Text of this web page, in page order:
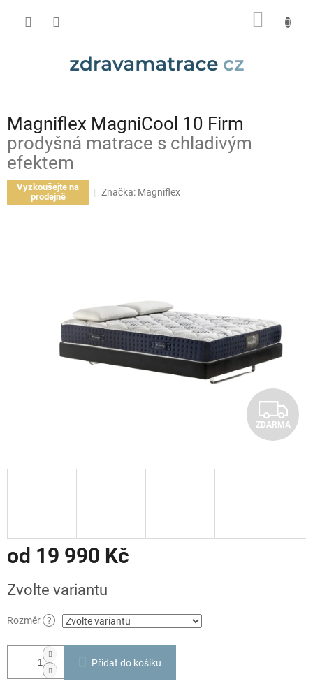
Magniflex MagniCool 10 Firm
prodyšná matrace s chladivým
efektem
Vyzkoušejte na
prodejně
Značka: Magniflex
Z
D
A
ZDARMA
od 19 990 Kč
cena:
Zvolte variantu
Rozměr ?
Přidat do košíku